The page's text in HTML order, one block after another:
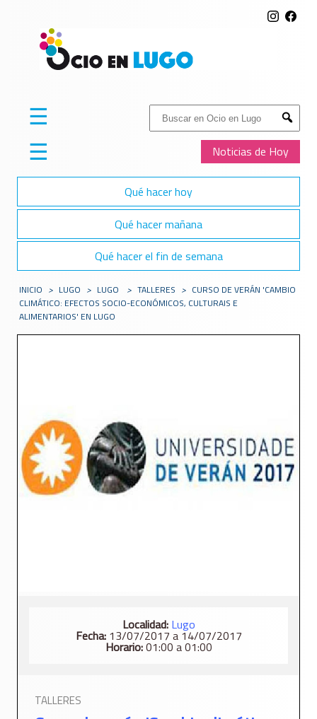
Buscar:
Submit
Noticias de Hoy
☰
☰
Qué hacer hoy
Qué hacer mañana
Qué hacer el fin de semana
INICIO > LUGO > LUGO > TALLERES > CURSO DE VERÁN 'CAMBIO
CLIMÁTICO: EFECTOS SOCIO-ECONÓMICOS, CULTURAIS E
ALIMENTARIOS' EN LUGO
Localidad: Lugo
Fecha:13/07/2017 a 14/07/2017
Horario:01:00 a 01:00
TALLERES